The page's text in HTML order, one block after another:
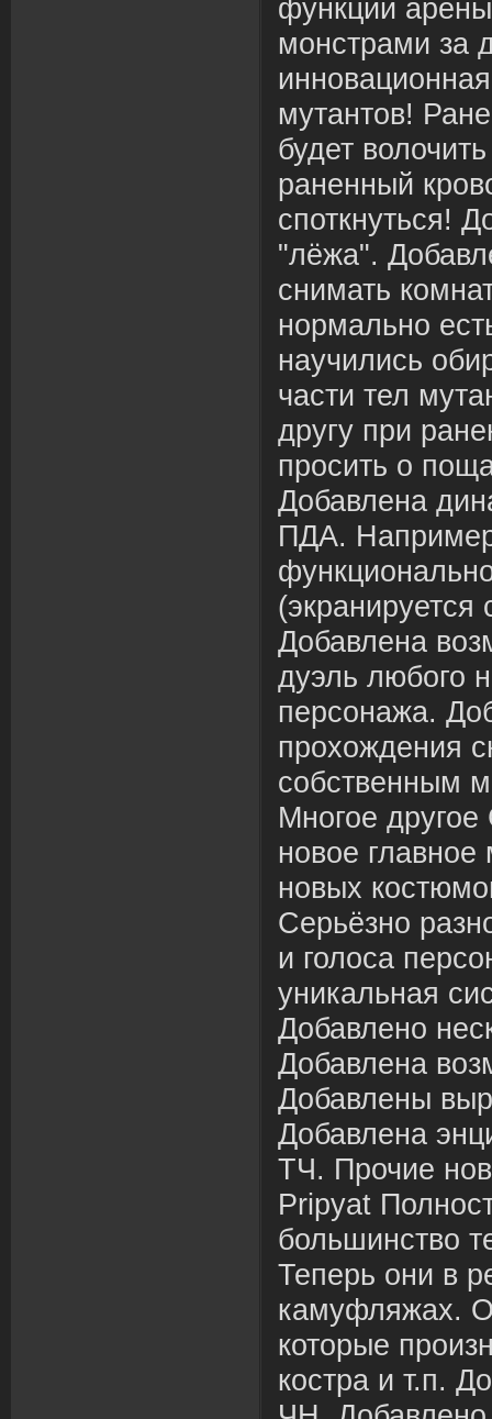
функции
монстрами за
мутантов!
будет
раненный
споткнуться!
"лёжа".
снимать
нормально
научились
части тел
другу при
просить о
Добавлена
ПДА.
(экранируется
Добавлена
дуэль любого
персонажа.
прохождения
собственным
Многое
новое
новых
Серьёзно
и голоса
уникальная
Добавлено
Добавлена
Добавлены
Добавлена
ТЧ. Прочие
Pripyat
большинство
Теперь они в
камуфляжах.
которые
костра и т.п.